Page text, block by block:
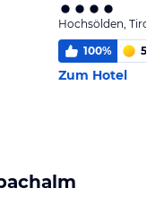
Hochsölden, Tirol
100% 5,3
Zum Hotel